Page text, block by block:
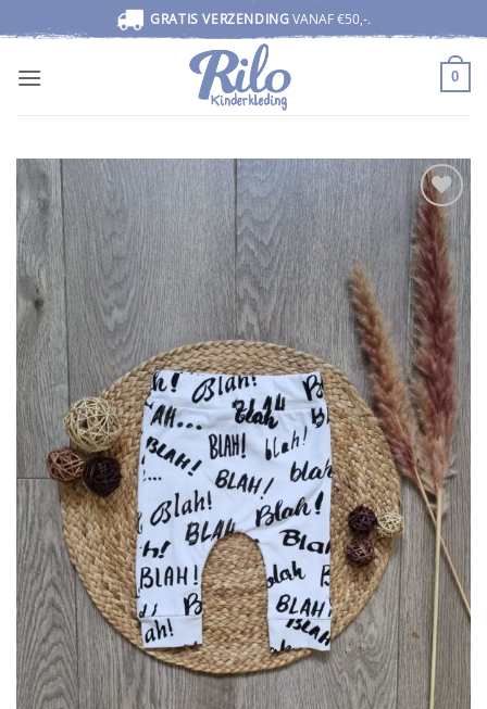
naar
inhoud
GRATIS VERZENDINGVANAF €50,-.
0
Toevoegen
aan
wenslijst